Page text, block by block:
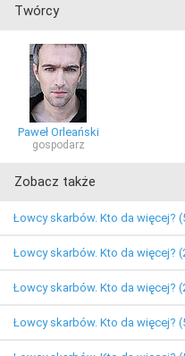
Twórcy
Paweł Orleański
gospodarz
Zobacz także
Łowcy skarbów. Kto da więcej?
Łowcy skarbów. Kto da więcej?
Łowcy skarbów. Kto da więcej?
Łowcy skarbów. Kto da więcej?